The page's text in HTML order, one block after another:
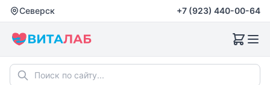
Северск +7 (923) 440-00-64